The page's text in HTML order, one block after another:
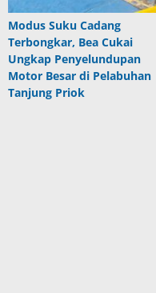
Modus Suku Cadang
Terbongkar, Bea Cukai
Ungkap Penyelundupan
Motor Besar di Pelabuhan
Tanjung Priok